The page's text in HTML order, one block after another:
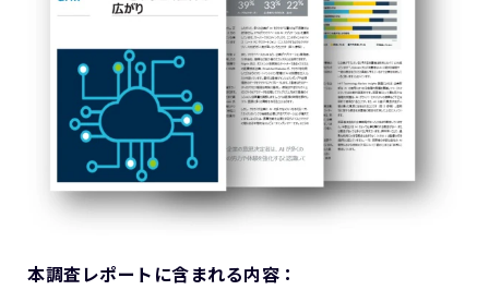
本調査レポートに含まれる内容：